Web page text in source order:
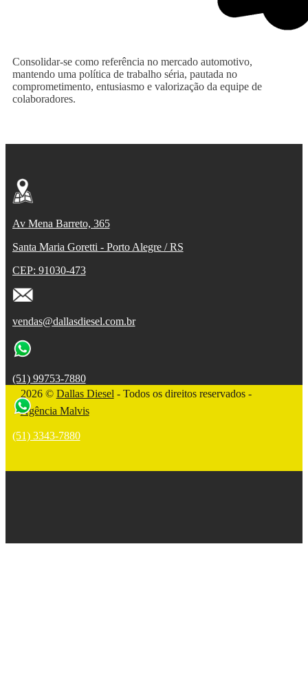
Consolidar-se como referência no mercado automotivo,
mantendo uma política de trabalho séria, pautada no
comprometimento, entusiasmo e valorização da equipe de
colaboradores.
Av Mena Barreto, 365
Santa Maria Goretti - Porto Alegre / RS
CEP: 91030-473
vendas@dallasdiesel.com.br
(51) 99753-7880
(51) 3343-7880
2026 © Dallas Diesel - Todos os direitos reservados -
Agência Malvis